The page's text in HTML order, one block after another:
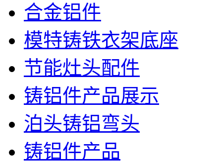
合金铝件
模特铸铁衣架底座
节能灶头配件
铸铝件产品展示
泊头铸铝弯头
铸铝件产品